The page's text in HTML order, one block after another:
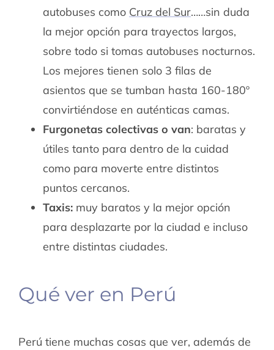
autobuses como Cruz del Sur……sin duda
la mejor opción para trayectos largos,
sobre todo si tomas autobuses nocturnos.
Los mejores tienen solo 3 filas de
asientos que se tumban hasta 160-180º
convirtiéndose en auténticas camas.
Furgonetas colectivas o van: baratas y
útiles tanto para dentro de la cuidad
como para moverte entre distintos
puntos cercanos.
Taxis:muy baratos y la mejor opción
para desplazarte por la ciudad e incluso
entre distintas ciudades.
Qué ver en Perú
Perú tiene muchas cosas que ver, además de